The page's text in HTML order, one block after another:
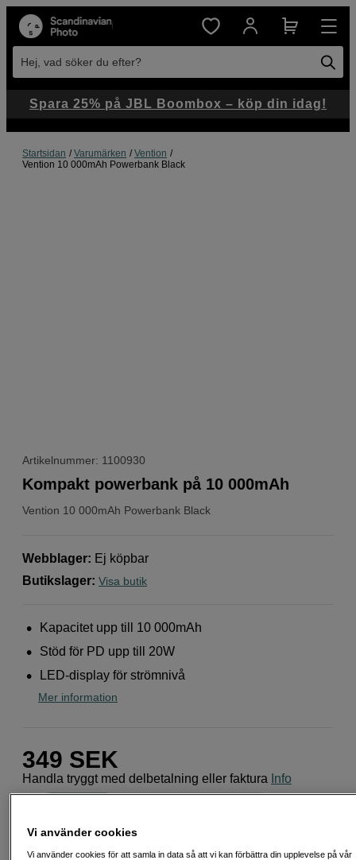
Hej, vad söker du efter?
Startsidan Varumärken
Vention
Vention 10 000mAh Powerbank Black
Artikelnummer: 1100930
Vention 10 000mAh Powerbank Black
Kompakt powerbank på 10 000mAh
Webblager: Ej köpbar
Butikslager: Visa butik
Kapacitet upp till 10 000mAh
Stöd för PD upp till 20W
LED-display för strömnivå
Mer information
349 SEK
Handla tryggt med delbetalning eller faktura Info
Spara 25% på JBL Boombox – köp din idag!
Vi använder cookies
Vi använder cookies för att samla in data så att vi kan förbättra din upplevelse på vår